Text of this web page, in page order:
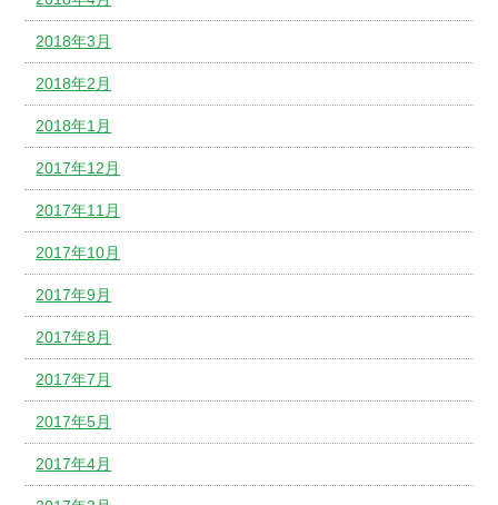
2018年3月
2018年2月
2018年1月
2017年12月
2017年11月
2017年10月
2017年9月
2017年8月
2017年7月
2017年5月
2017年4月